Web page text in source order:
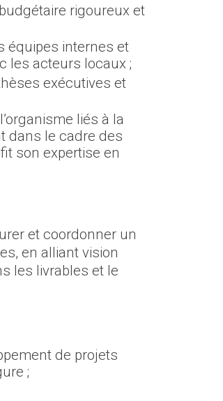
rigoureux et
équipes internes et
les acteurs locaux ;
exécutives et
liés à la
dans le cadre des
son expertise en
et coordonner un
en alliant vision
les livrables et le
de projets
;